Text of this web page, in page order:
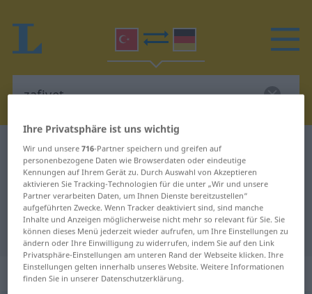
Türkisch-Deutsch Wörterbuch zafiyet
Türkisch-Deutsch Übersetzung für
"zafiyet"
"zafiyet" Deutsch Übersetzung
„zafiyet“
Ihre Privatsphäre ist uns wichtig
Wir und unsere716-Partner speichern und greifen auf
personenbezogene Daten wie Browserdaten oder eindeutige
Kennungen auf Ihrem Gerät zu. Durch Auswahl von Akzeptieren
aktivieren Sie Tracking-Technologien für die unter „Wir und unsere
Partner verarbeiten Daten, um Ihnen Dienste bereitzustellen“
aufgeführten Zwecke. Wenn Tracker deaktiviert sind, sind manche
Inhalte und Anzeigen möglicherweise nicht mehr so relevant für Sie. Sie
können dieses Menü jederzeit wieder aufrufen, um Ihre Einstellungen zu
ändern oder Ihre Einwilligung zu widerrufen, indem Sie auf den Link
Privatsphäre-Einstellungen am unteren Rand der Webseite klicken. Ihre
Einstellungen gelten innerhalb unseres Website. Weitere Informationen
finden Sie in unserer Datenschutzerklärung.